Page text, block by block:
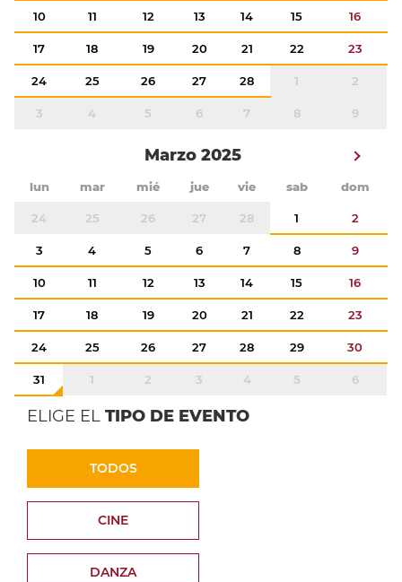
10 11 12 13 14 15 16
17 18 19 20 21 22 23
24 25 26 27 28 1 2
3 4 5 6 7 8 9
Marzo 2025
lun mar mié jue vie sab dom
24 25 26 27 28 1 2
3 4 5 6 7 8 9
10 11 12 13 14 15 16
17 18 19 20 21 22 23
24 25 26 27 28 29 30
31 1 2 3 4 5 6
ELIGE EL TIPO DE EVENTO
TODOS
CINE
DANZA